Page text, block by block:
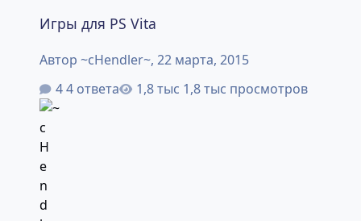
Игры для PS Vita
Автор ~cHendler~, 22 марта, 2015
4 ответа
1,8 тыс просмотров